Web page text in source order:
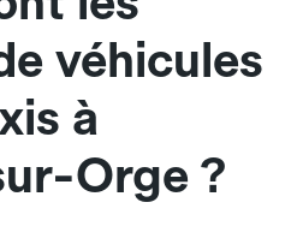
véhicules
à
Orge ?